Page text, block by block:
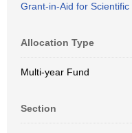
Grant-in-Aid for
Allocation Type
Multi-year Fund
Section